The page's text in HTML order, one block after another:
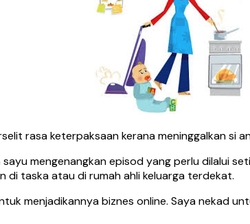
rasa keterpaksaan kerana meninggalkan si
mengenangkan episod yang perlu dilalui
taska atau di rumah ahli keluarga terdekat.
menjadikannya biznes online. Saya nekad